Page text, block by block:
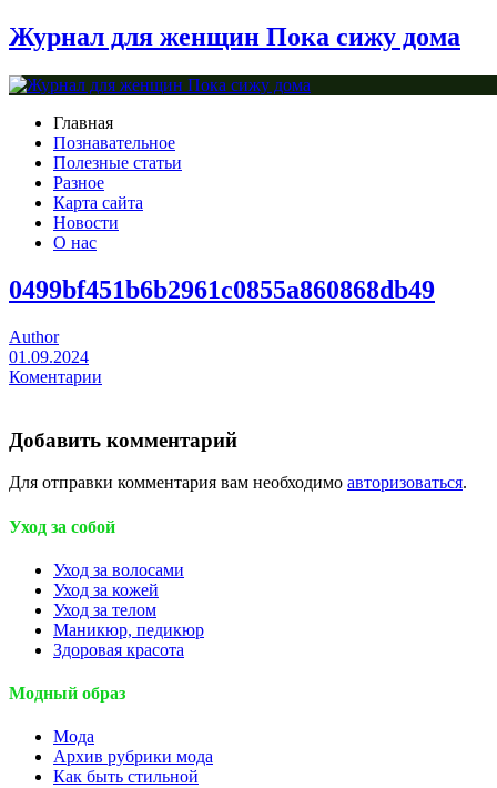
Журнал для женщин Пока сижу дома
Главная
Познавательное
Полезные статьи
Разное
Карта сайта
Новости
О нас
0499bf451b6b2961c0855a860868db49
Author
01.09.2024
Коментарии
Добавить комментарий
Для отправки комментария вам необходимо авторизоваться.
Уход за собой
Уход за волосами
Уход за кожей
Уход за телом
Маникюр, педикюр
Здоровая красота
Модный образ
Мода
Архив рубрики мода
Как быть стильной